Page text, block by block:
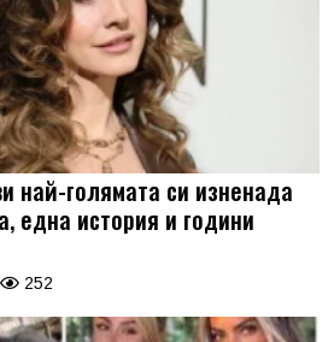
най-голямата си изненада
една история и години
252